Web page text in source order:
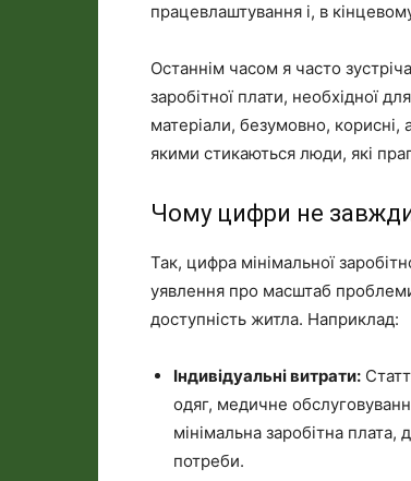
працевлаштування і, в
Останнім часом я часто
заробітної плати, необхідної
матеріали, безумовно, корисні,
якими стикаються люди, які
Чому цифри не
Так, цифра мінімальної
уявлення про масштаб
доступність житла. Наприклад:
Індивідуальні витрати:
одяг, медичне
мінімальна заробітна
потреби.